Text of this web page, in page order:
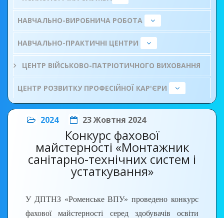
НАВЧАЛЬНО-ВИРОБНИЧА РОБОТА
НАВЧАЛЬНО-ПРАКТИЧНІ ЦЕНТРИ
ЦЕНТР ВІЙСЬКОВО-ПАТРІОТИЧНОГО ВИХОВАННЯ
ЦЕНТР РОЗВИТКУ ПРОФЕСІЙНОЇ КАР'ЄРИ
2024 23 Жовтня 2024
Конкурс фахової
майстерності «Монтажник
санітарно-технічних систем і
устаткування»
У ДПТНЗ «Роменське ВПУ» проведено конкурс
фахової майстерності серед здобувачів освіти